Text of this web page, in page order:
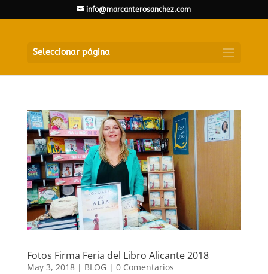
info@marcanterosanchez.com
Seleccionar página
Fotos Firma Feria del Libro Alicante 2018
May 3, 2018| BLOG | 0 Comentarios